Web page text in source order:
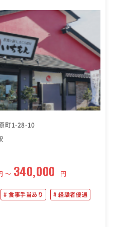
町1-28-10
〜 340,000 円
食事手当あり 経験者優遇